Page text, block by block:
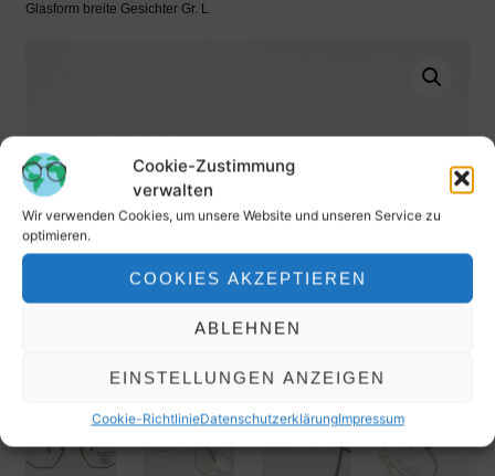
Cookie-Zustimmung
verwalten
Wir verwenden Cookies, um unsere Website und unseren Service zu
optimieren.
COOKIES AKZEPTIEREN
ABLEHNEN
EINSTELLUNGEN ANZEIGEN
Cookie-RichtlinieDatenschutzerklärungImpressum
Glasform breite Gesichter Gr. L